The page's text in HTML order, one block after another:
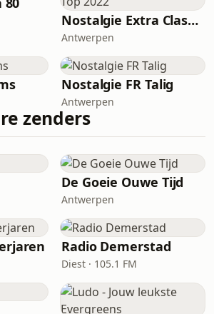
Nostalgie Extra Classic Top 2022
Antwerpen
Nostalgie FR Talig
Antwerpen
zenders
De Goeie Ouwe Tijd
Antwerpen
Radio Demerstad
Diest · 105.1 FM